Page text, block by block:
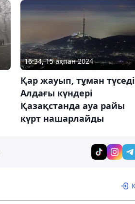
16:34, 15 ақпан 2024
Қар жауып, тұман
Алдағы күндері
Қазақстанда ауа райы
күрт нашарлайды